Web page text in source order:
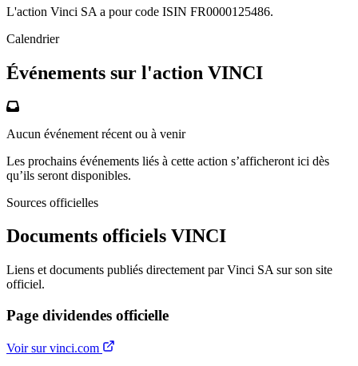
L'action Vinci SA a pour code ISIN FR0000125486.
Calendrier
Événements sur l'action VINCI
Aucun événement récent ou à venir
Les prochains événements liés à cette action s’afficheront ici dès
qu’ils seront disponibles.
Sources officielles
Documents officiels VINCI
Liens et documents publiés directement par Vinci SA sur son site
officiel.
Page dividendes officielle
Voir sur vinci.com